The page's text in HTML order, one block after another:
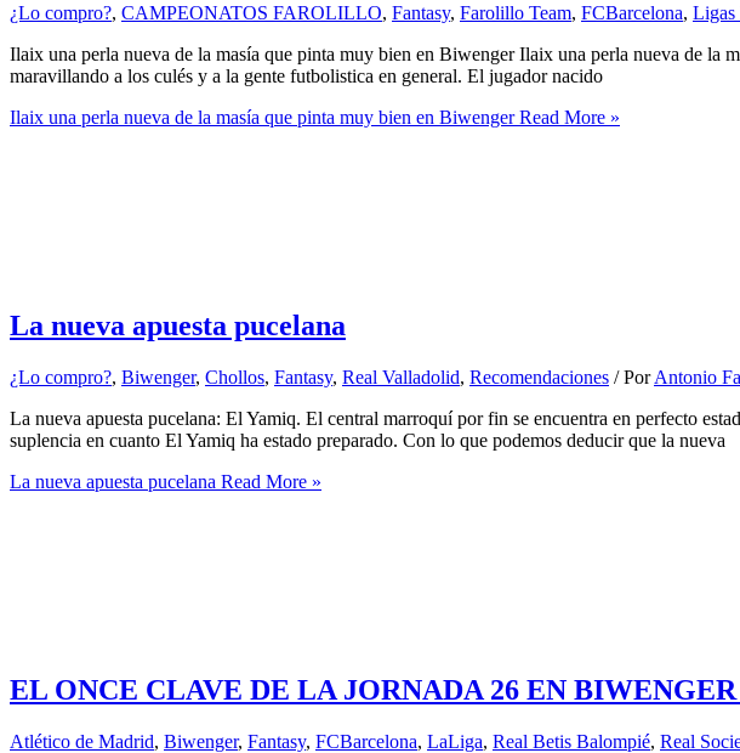
¿Lo compro?, CAMPEONATOS FAROLILLO, Fantasy, Farolillo Team, FCBarcelona, Ligas
Ilaix una perla nueva de la masía que pinta muy bien en Biwenger Ilaix una perla nueva de la
maravillando a los culés y a la gente futbolistica en general. El jugador nacido
Ilaix una perla nueva de la masía que pinta muy bien en BiwengerRead More »
La nueva apuesta pucelana
¿Lo compro?, Biwenger, Chollos, Fantasy, Real Valladolid, Recomendaciones / PorAntonio
La nueva apuesta pucelana: El Yamiq. El central marroquí por fin se encuentra en perfecto
suplencia en cuanto El Yamiq ha estado preparado. Con lo que podemos deducir que la nueva
La nueva apuesta pucelana Read More »
EL ONCE CLAVE DE LA JORNADA 26 EN
Atlético de Madrid, Biwenger, Fantasy, FCBarcelona, LaLiga, Real Betis Balompié, Real